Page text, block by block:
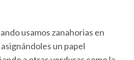
usamos zanahorias en
un papel